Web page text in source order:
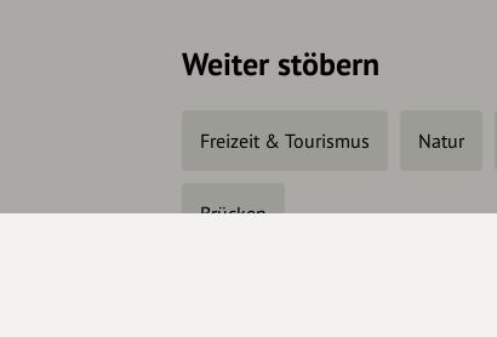
Weiter stöbern
Freizeit & Tourismus Natur
Brücken